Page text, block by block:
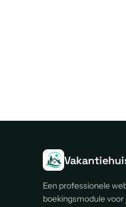
Een professionele
boekingsmodule